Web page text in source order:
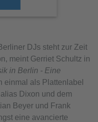
DJs steht zur Zeit
meint Gerriet Schultz in
in Berlin - Eine
einmal als Plattenlabel
Dixon und dem
Beyer und Frank
eine avancierte